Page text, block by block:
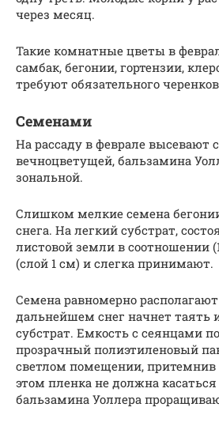
через месяц.
Такие комнатные цветы в
самбак, бегонии, гортензии,
требуют обязательного
Семенами
На рассаду в феврале высевают
вечноцветущей, бальзамина
зональной.
Слишком мелкие семена
снега. На легкий субстрат,
листовой земли в соотношении
(слой 1 см) и слегка принимают.
Семена равномерно
дальнейшем снег начнет таять
субстрат. Емкость с сеянцами
прозрачный полиэтиленовый
светлом помещении, притемнив
этом пленка не должна
бальзамина Уоллера